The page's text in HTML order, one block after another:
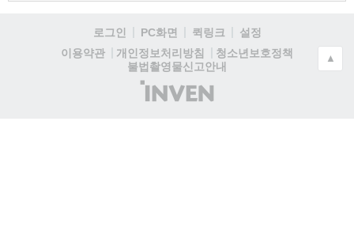
로그인 PC화면 퀵링크
설정
이용약관
개인정보처리방침
청소년보호정책
불법촬영물신고안내
(주)
인
▲